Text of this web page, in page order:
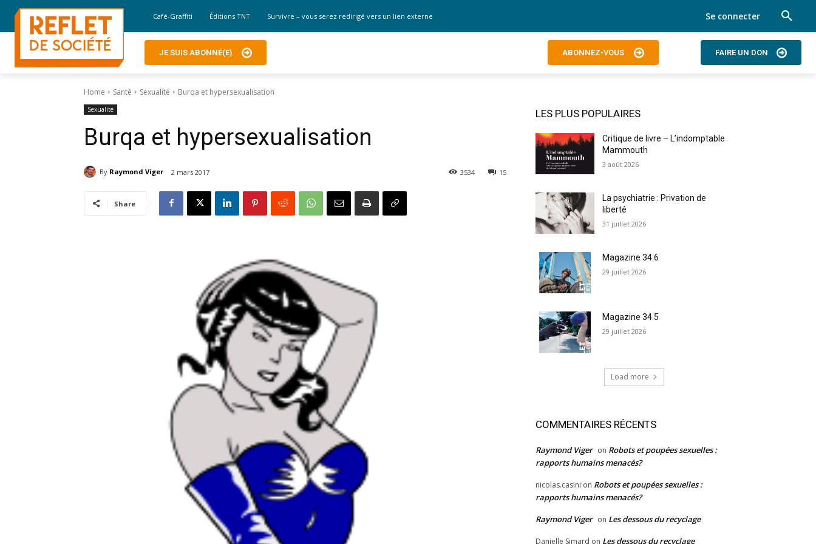
Café-Graffiti Éditions TNT Survivre – vous serez redirigé vers un lien externe Se connecter
JE SUIS ABONNÉ(E) ABONNEZ-VOUS FAIRE UN DON
Home Santé Sexualité Burqa et hypersexualisation
Sexualité
Burqa et hypersexualisation
By Raymond Viger 2 mars 2017 15
3534
Share
LES PLUS POPULAIRES
Critique de livre – L’indomptable
Mammouth
3 août 2026
La psychiatrie : Privation de
liberté
31 juillet 2026
Magazine 34.6
29 juillet 2026
Magazine 34.5
29 juillet 2026
Load more
COMMENTAIRES RÉCENTS
Raymond Viger on Robots et poupées sexuelles :
rapports humains menacés?
nicolas.casini on Robots et poupées sexuelles :
rapports humains menacés?
Raymond Viger on Les dessous du recyclage
Danielle Simard on Les dessous du recyclage